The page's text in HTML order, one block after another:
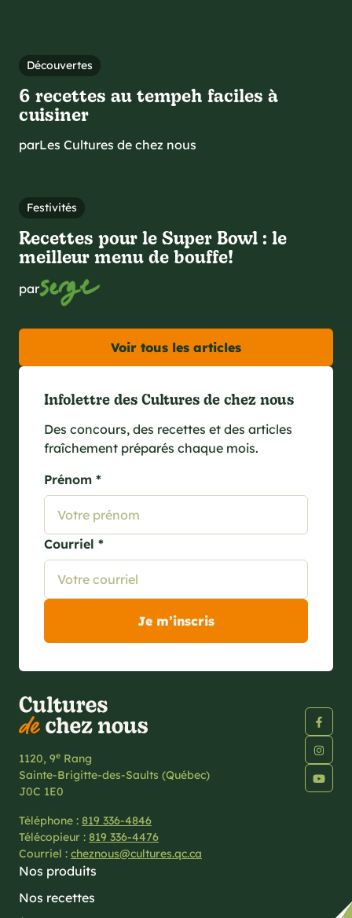
Découvertes
6 recettes au tempeh faciles à
cuisiner
parLes Cultures de chez nous
Festivités
Recettes pour le Super Bowl : le
meilleur menu de bouffe!
par
Voir tous les articles
Infolettre des Cultures de chez nous
Des concours, des recettes et des articles
fraîchement préparés chaque mois.
Prénom *
Courriel *
1120, 9e Rang
Sainte-Brigitte-des-Saults (Québec)
J0C 1E0
Téléphone : 819 336-4846
Télécopieur : 819 336-4476
Courriel : cheznous@cultures.qc.ca
Nos produits
Nos recettes